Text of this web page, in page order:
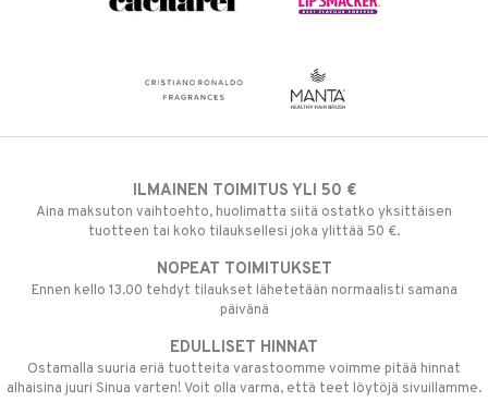
ILMAINEN TOIMITUS YLI 50 €
Aina maksuton vaihtoehto, huolimatta siitä ostatko yksittäisen
tuotteen tai koko tilauksellesi joka ylittää 50 €.
NOPEAT TOIMITUKSET
Ennen kello 13.00 tehdyt tilaukset lähetetään normaalisti samana
päivänä
EDULLISET HINNAT
Ostamalla suuria eriä tuotteita varastoomme voimme pitää hinnat
alhaisina juuri Sinua varten! Voit olla varma, että teet löytöjä sivuillamme.